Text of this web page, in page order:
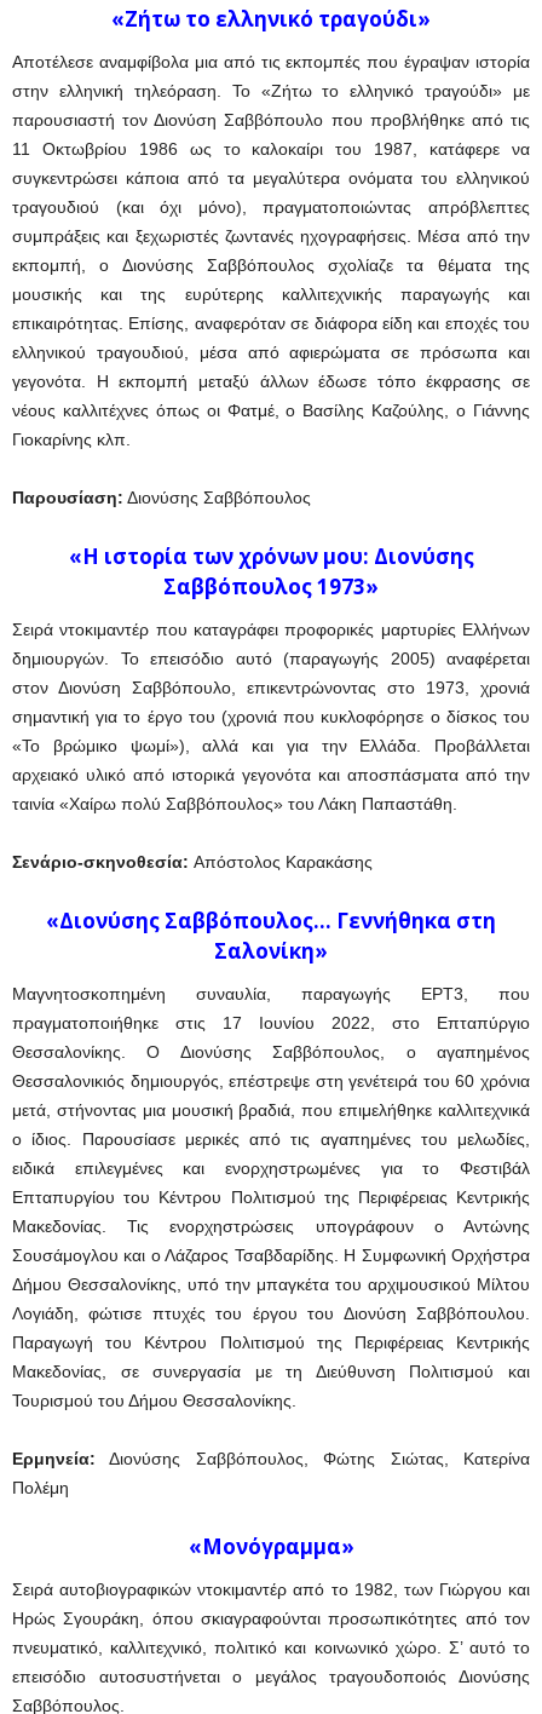
«Ζήτω το ελληνικό τραγούδι»
Αποτέλεσε αναμφίβολα μια από τις εκπομπές που έγραψαν ιστορία
στην ελληνική τηλεόραση. Το «Ζήτω το ελληνικό τραγούδι» με
παρουσιαστή τον Διονύση Σαββόπουλο που προβλήθηκε από τις
11 Οκτωβρίου 1986 ως το καλοκαίρι του 1987, κατάφερε να
συγκεντρώσει κάποια από τα μεγαλύτερα ονόματα του ελληνικού
τραγουδιού (και όχι μόνο), πραγματοποιώντας απρόβλεπτες
συμπράξεις και ξεχωριστές ζωντανές ηχογραφήσεις. Μέσα από την
εκπομπή, ο Διονύσης Σαββόπουλος σχολίαζε τα θέματα της
μουσικής και της ευρύτερης καλλιτεχνικής παραγωγής και
επικαιρότητας. Επίσης, αναφερόταν σε διάφορα είδη και εποχές του
ελληνικού τραγουδιού, μέσα από αφιερώματα σε πρόσωπα και
γεγονότα. Η εκπομπή μεταξύ άλλων έδωσε τόπο έκφρασης σε
νέους καλλιτέχνες όπως οι Φατμέ, ο Βασίλης Καζούλης, ο Γιάννης
Γιοκαρίνης κλπ.
Παρουσίαση: Διονύσης Σαββόπουλος
«Η ιστορία των χρόνων μου: Διονύσης
Σαββόπουλος 1973»
Σειρά ντοκιμαντέρ που καταγράφει προφορικές μαρτυρίες Ελλήνων
δημιουργών. Το επεισόδιο αυτό (παραγωγής 2005) αναφέρεται
στον Διονύση Σαββόπουλο, επικεντρώνοντας στο 1973, χρονιά
σημαντική για το έργο του (χρονιά που κυκλοφόρησε ο δίσκος του
«Το βρώμικο ψωμί»), αλλά και για την Ελλάδα. Προβάλλεται
αρχειακό υλικό από ιστορικά γεγονότα και αποσπάσματα από την
ταινία «Χαίρω πολύ Σαββόπουλος» του Λάκη Παπαστάθη.
Σενάριο-σκηνοθεσία: Aπόστολος Καρακάσης
«Διονύσης Σαββόπουλος… Γεννήθηκα στη
Σαλονίκη»
Μαγνητοσκοπημένη συναυλία, παραγωγής ΕΡΤ3, που
πραγματοποιήθηκε στις 17 Ιουνίου 2022, στο Επταπύργιο
Θεσσαλονίκης. Ο Διονύσης Σαββόπουλος, ο αγαπημένος
Θεσσαλονικιός δημιουργός, επέστρεψε στη γενέτειρά του 60 χρόνια
μετά, στήνοντας μια μουσική βραδιά, που επιμελήθηκε καλλιτεχνικά
ο ίδιος. Παρουσίασε μερικές από τις αγαπημένες του μελωδίες,
ειδικά επιλεγμένες και ενορχηστρωμένες για το Φεστιβάλ
Επταπυργίου του Κέντρου Πολιτισμού της Περιφέρειας Κεντρικής
Μακεδονίας. Τις ενορχηστρώσεις υπογράφουν ο Αντώνης
Σουσάμογλου και ο Λάζαρος Τσαβδαρίδης. Η Συμφωνική Ορχήστρα
Δήμου Θεσσαλονίκης, υπό την μπαγκέτα του αρχιμουσικού Μίλτου
Λογιάδη, φώτισε πτυχές του έργου του Διονύση Σαββόπουλου.
Παραγωγή του Κέντρου Πολιτισμού της Περιφέρειας Κεντρικής
Μακεδονίας, σε συνεργασία με τη Διεύθυνση Πολιτισμού και
Τουρισμού του Δήμου Θεσσαλονίκης.
Ερμηνεία: Διονύσης Σαββόπουλος, Φώτης Σιώτας, Κατερίνα
Πολέμη
«Μονόγραμμα»
Σειρά αυτοβιογραφικών ντοκιμαντέρ από το 1982, των Γιώργου και
Ηρώς Σγουράκη, όπου σκιαγραφούνται προσωπικότητες από τον
πνευματικό, καλλιτεχνικό, πολιτικό και κοινωνικό χώρο. Σ’ αυτό το
επεισόδιο αυτοσυστήνεται ο μεγάλος τραγουδοποιός Διονύσης
Σαββόπουλος.